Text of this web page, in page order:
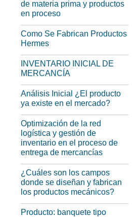
de materia prima y productos
en proceso
Como Se Fabrican Productos
Hermes
INVENTARIO INICIAL DE
MERCANCÍA
Análisis Inicial ¿El producto
ya existe en el mercado?
Optimización de la red
logística y gestión de
inventario en el proceso de
entrega de mercancías
¿Cuáles son los campos
donde se diseñan y fabrican
los productos mecánicos?
Producto: banquete tipo